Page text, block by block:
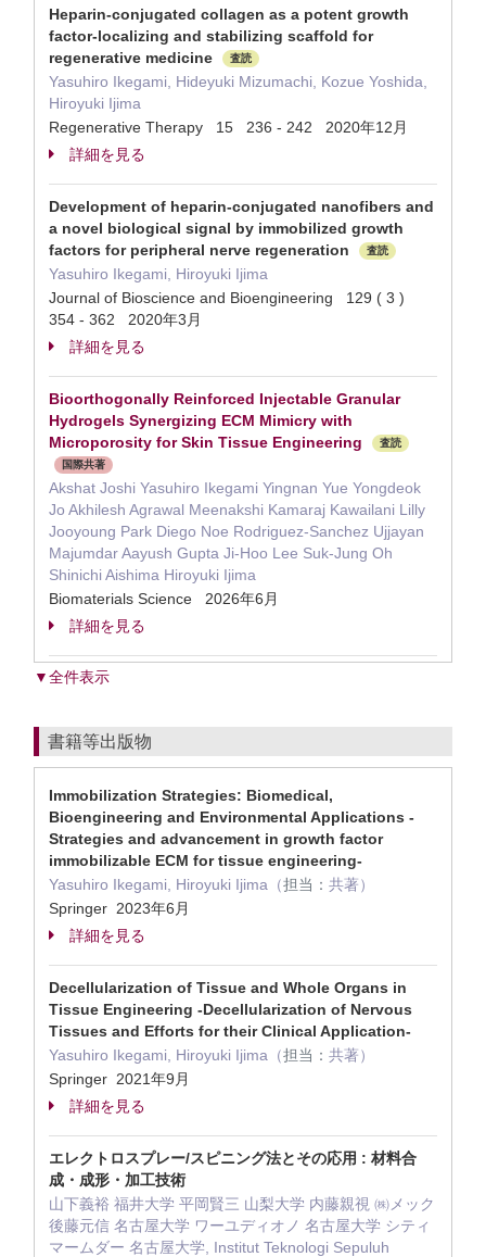
Heparin-conjugated collagen as a potent growth
factor-localizing and stabilizing scaffold for
regenerative medicine
査読
Yasuhiro Ikegami, Hideyuki Mizumachi, Kozue Yoshida,
Hiroyuki Ijima
Regenerative Therapy 15 236 - 242 2020年12月
詳細を見る
Development of heparin-conjugated nanofibers and
a novel biological signal by immobilized growth
factors for peripheral nerve regeneration
査読
Yasuhiro Ikegami, Hiroyuki Ijima
Journal of Bioscience and Bioengineering 129 ( 3 )
354 - 362 2020年3月
詳細を見る
Bioorthogonally Reinforced Injectable Granular
Hydrogels Synergizing ECM Mimicry with
Microporosity for Skin Tissue Engineering
査読
国際共著
Akshat Joshi Yasuhiro Ikegami Yingnan Yue Yongdeok
Jo Akhilesh Agrawal Meenakshi Kamaraj Kawailani Lilly
Jooyoung Park Diego Noe Rodriguez-Sanchez Ujjayan
Majumdar Aayush Gupta Ji-Hoo Lee Suk-Jung Oh
Shinichi Aishima Hiroyuki Ijima
Biomaterials Science 2026年6月
詳細を見る
▼全件表示
書籍等出版物
Immobilization Strategies: Biomedical,
Bioengineering and Environmental Applications -
Strategies and advancement in growth factor
immobilizable ECM for tissue engineering-
Yasuhiro Ikegami, Hiroyuki Ijima（担当： 共著）
Springer 2023年6月
詳細を見る
Decellularization of Tissue and Whole Organs in
Tissue Engineering -Decellularization of Nervous
Tissues and Efforts for their Clinical Application-
Yasuhiro Ikegami, Hiroyuki Ijima（担当： 共著）
Springer 2021年9月
詳細を見る
エレクトロスプレー/スピニング法とその応用 : 材料合
成・成形・加工技術
山下義裕 福井大学 平岡賢三 山梨大学 内藤親視 ㈱メック
後藤元信 名古屋大学 ワーユディオノ 名古屋大学 シティ
マームダー 名古屋大学, Institut Teknologi Sepuluh